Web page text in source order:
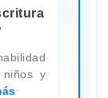
niños y